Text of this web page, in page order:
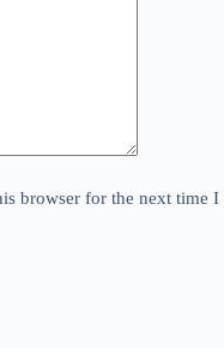
browser for the next time I